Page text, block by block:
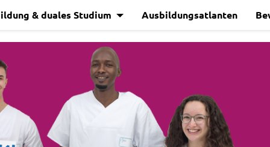
& duales Studium Ausbildungsatlanten